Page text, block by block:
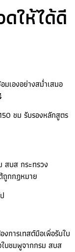
ให้ได้ดี
เองอย่างสม่ำเสมอ
ชม รับรองหลักสูตร
สบส กระทรวง
ถูกกฏหมาย
การเทสต์มือเพื่อรับใบ
บชมพูจากกรม สบส